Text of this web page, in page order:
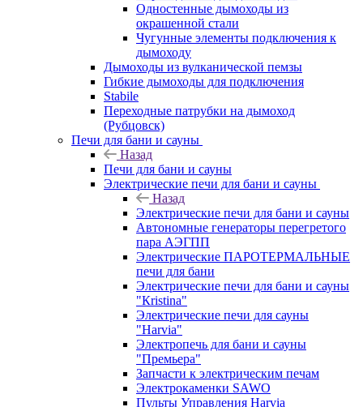
Одностенные дымоходы из
окрашенной стали
Чугунные элементы подключения к
дымоходу
Дымоходы из вулканической пемзы
Гибкие дымоходы для подключения
Stabile
Переходные патрубки на дымоход
(Рубцовск)
Печи для бани и сауны
Назад
Печи для бани и сауны
Электрические печи для бани и сауны
Назад
Электрические печи для бани и сауны
Автономные генераторы перегретого
пара АЭГПП
Электрические ПАРОТЕРМАЛЬНЫЕ
печи для бани
Электрические печи для бани и сауны
"Кristina"
Электрические печи для сауны
"Harvia"
Электропечь для бани и сауны
"Премьера"
Запчасти к электрическим печам
Электрокаменки SAWO
Пульты Управления Harvia